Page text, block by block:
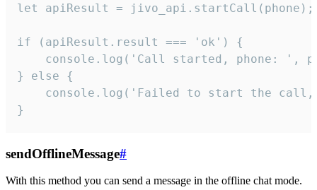
let apiResult = jivo_api.startCall(phone);
if (apiResult.result === 'ok') {
console.log('Call started, phone: ',
} else {
console.log('Failed to start the
}
sendOfflineMessage#
With this method you can send a message in the offline chat mode.